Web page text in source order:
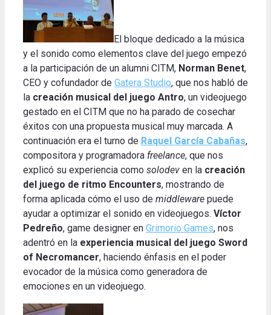
El bloque dedicado a la música
y el sonido como elementos clave del juego empezó
a la participación de un alumni CITM, Norman Benet,
CEO y cofundador de Gatera Studio, que nos habló de
la creación musical del juego Antro, un videojuego
gestado en el CITM que no ha parado de cosechar
éxitos con una propuesta musical muy marcada. A
continuación era el turno de Raquel García Cabañas,
compositora y programadora freelance, que nos
explicó su experiencia como solodev en la creación
del juego de ritmo Encounters, mostrando de
forma aplicada cómo el uso de middleware puede
ayudar a optimizar el sonido en videojuegos. Víctor
Pedreño, game designer en Grimorio Games, nos
adentró en la experiencia musical del juego Sword
of Necromancer, haciendo énfasis en el poder
evocador de la música como generadora de
emociones en un videojuego.